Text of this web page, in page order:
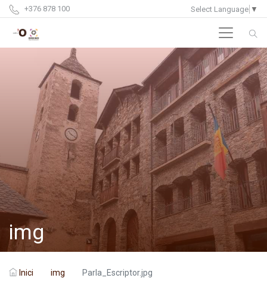
+376 878 100 Select Language ▼
img
Inici img Parla_Escriptor.jpg